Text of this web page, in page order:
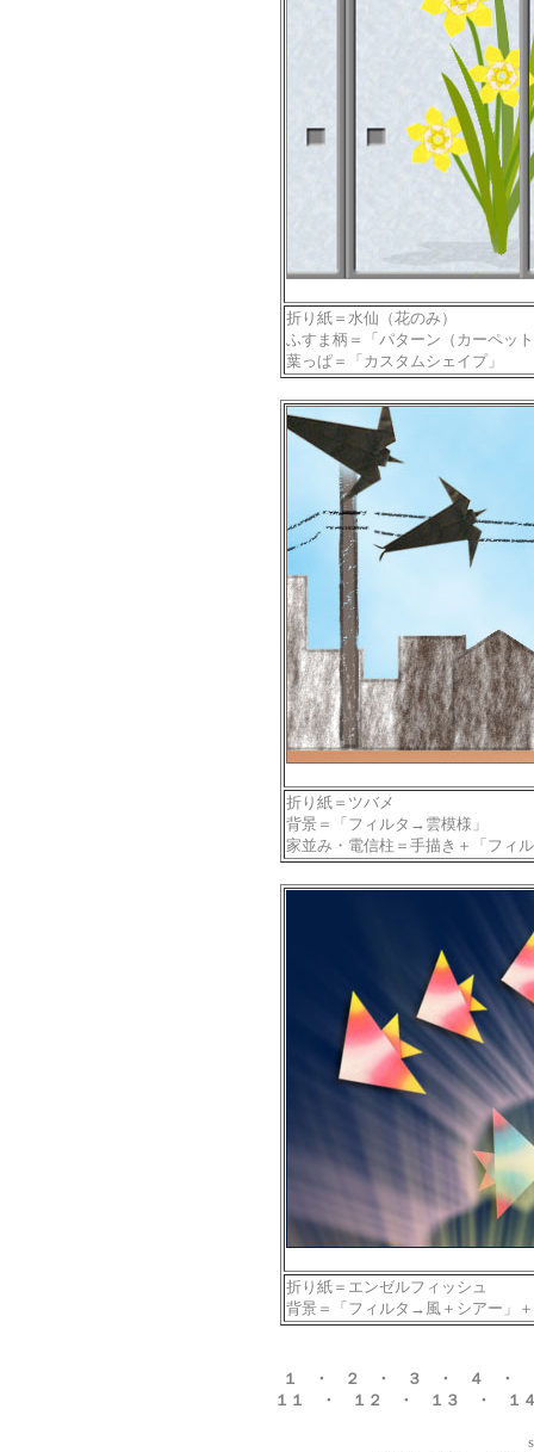
折り紙＝水仙（花のみ）
ふすま柄＝「パターン（カーペッ
葉っぱ＝「カスタムシェイプ」
折り紙＝ツバメ
背景＝「フィルタ→雲模様」
家並み・電信柱＝手描き＋「フィ
折り紙＝エンゼルフィッシュ
背景＝「フィルタ→風＋シアー」
１ ・ ２ ・ ３ ・ ４ ・
１１
・ １２ ・ １３ ・ １